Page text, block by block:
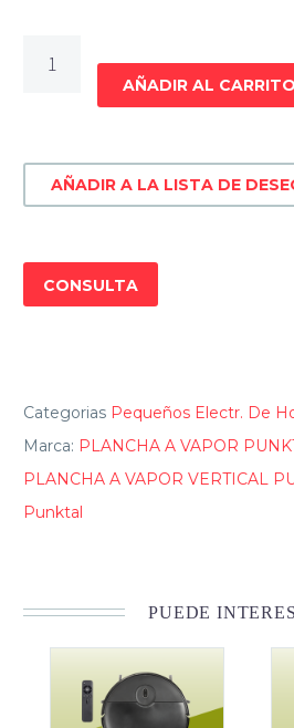
PUNKTAL
1820
cantidad
AÑADIR AL CARRITO
AÑADIR A LA LISTA DE
CONSULTA
Categorias Pequeños Electr. De
Marca: PLANCHA A VAPOR
PLANCHA A VAPOR VERTICAL
Punktal
PUEDE